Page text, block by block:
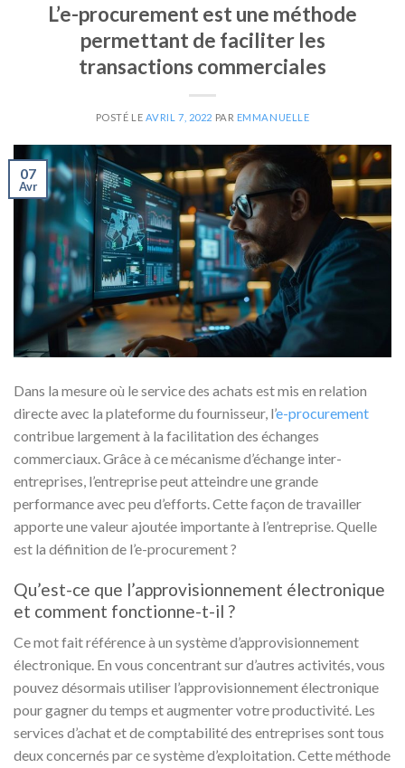
L’e-procurement est une méthode
permettant de faciliter les
transactions commerciales
POSTÉ LE AVRIL 7, 2022 PAR EMMANUELLE
07
Avr
Dans la mesure où le service des achats est mis en relation
directe avec la plateforme du fournisseur, l’e-procurement
contribue largement à la facilitation des échanges
commerciaux. Grâce à ce mécanisme d’échange inter-
entreprises, l’entreprise peut atteindre une grande
performance avec peu d’efforts. Cette façon de travailler
apporte une valeur ajoutée importante à l’entreprise. Quelle
est la définition de l’e-procurement ?
Qu’est-ce que l’approvisionnement électronique
et comment fonctionne-t-il ?
Ce mot fait référence à un système d’approvisionnement
électronique. En vous concentrant sur d’autres activités, vous
pouvez désormais utiliser l’approvisionnement électronique
pour gagner du temps et augmenter votre productivité. Les
services d’achat et de comptabilité des entreprises sont tous
deux concernés par ce système d’exploitation. Cette méthode